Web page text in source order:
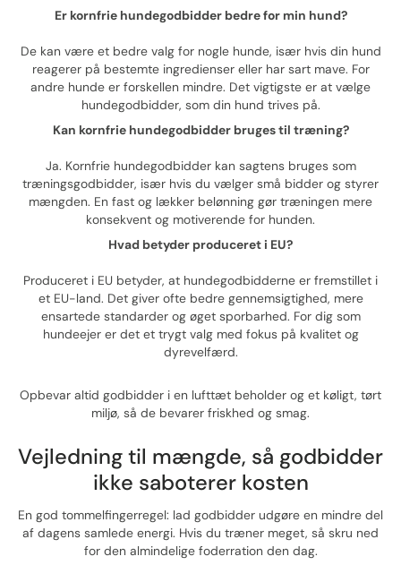
Er kornfrie hundegodbidder bedre for min hund?
De kan være et bedre valg for nogle hunde, især hvis din hund
reagerer på bestemte ingredienser eller har sart mave. For
andre hunde er forskellen mindre. Det vigtigste er at vælge
hundegodbidder, som din hund trives på.
Kan kornfrie hundegodbidder bruges til træning?
Ja. Kornfrie hundegodbidder kan sagtens bruges som
træningsgodbidder, især hvis du vælger små bidder og styrer
mængden. En fast og lækker belønning gør træningen mere
konsekvent og motiverende for hunden.
Hvad betyder produceret i EU?
Produceret i EU betyder, at hundegodbidderne er fremstillet i
et EU-land. Det giver ofte bedre gennemsigtighed, mere
ensartede standarder og øget sporbarhed. For dig som
hundeejer er det et trygt valg med fokus på kvalitet og
dyrevelfærd.
Opbevar altid godbidder i en lufttæt beholder og et køligt, tørt
miljø, så de bevarer friskhed og smag.
Vejledning til mængde, så godbidder
ikke saboterer kosten
En god tommelfingerregel: lad godbidder udgøre en mindre del
af dagens samlede energi. Hvis du træner meget, så skru ned
for den almindelige foderration den dag.